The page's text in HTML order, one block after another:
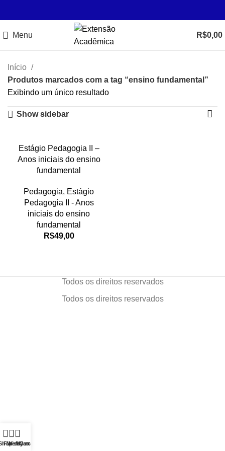
Menu R$0,00
Início
Produtos marcados com a tag “ensino fundamental”
Exibindo um único resultado
Show sidebar
Estágio Pedagogia II –
Anos iniciais do ensino
fundamental
Pedagogia, Estágio
Pedagogia II - Anos
iniciais do ensino
fundamental
R$49,00
Todos os direitos reservados
Todos os direitos reservados
Filters
Wishlist
Cart
My account